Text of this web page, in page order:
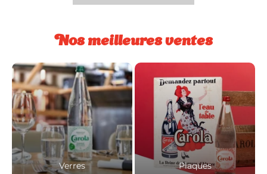
Nos meilleures ventes
Verres Plaques